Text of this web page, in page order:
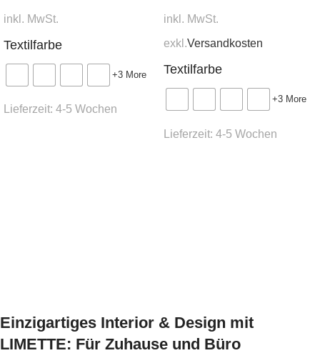
Gesamthöhe 116 cm
Mindestbestellmenge:
Stoffbedarf:(für Weißpolsterung / beigestellten
inkl. MwSt.
Textilfarbe
+3 More
Lieferzeit: 4-5 Wochen
inkl. MwSt.
exkl.Versandkosten
Textilfarbe
+3 More
Lieferzeit: 4-5 Wochen
Einzigartiges Interior & Design mit
LIMETTE: Für Zuhause und Büro